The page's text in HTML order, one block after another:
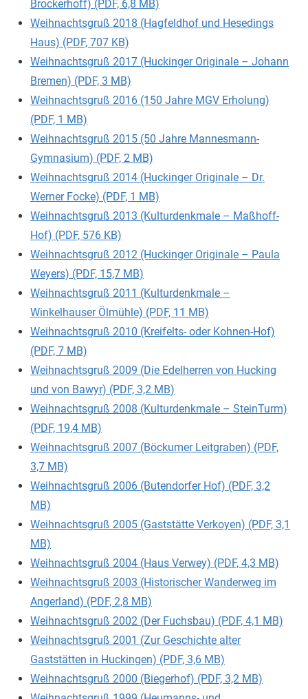
Brockerhoff) (PDF, 6,8 MB)
Weihnachtsgruß 2018 (Hagfeldhof und Hesedings
Haus) (PDF, 707 KB)
Weihnachtsgruß 2017 (Huckinger Originale – Johann
Bremen) (PDF, 3 MB)
Weihnachtsgruß 2016 (150 Jahre MGV Erholung)
(PDF, 1 MB)
Weihnachtsgruß 2015 (50 Jahre Mannesmann-
Gymnasium) (PDF, 2 MB)
Weihnachtsgruß 2014 (Huckinger Originale – Dr.
Werner Focke) (PDF, 1 MB)
Weihnachtsgruß 2013 (Kulturdenkmale – Maßhoff-
Hof) (PDF, 576 KB)
Weihnachtsgruß 2012 (Huckinger Originale – Paula
Weyers) (PDF, 15,7 MB)
Weihnachtsgruß 2011 (Kulturdenkmale –
Winkelhauser Ölmühle) (PDF, 11 MB)
Weihnachtsgruß 2010 (Kreifelts- oder Kohnen-Hof)
(PDF, 7 MB)
Weihnachtsgruß 2009 (Die Edelherren von Hucking
und von Bawyr) (PDF, 3,2 MB)
Weihnachtsgruß 2008 (Kulturdenkmale – SteinTurm)
(PDF, 19,4 MB)
Weihnachtsgruß 2007 (Böckumer Leitgraben) (PDF,
3,7 MB)
Weihnachtsgruß 2006 (Butendorfer Hof) (PDF, 3,2
MB)
Weihnachtsgruß 2005 (Gaststätte Verkoyen) (PDF, 3,1
MB)
Weihnachtsgruß 2004 (Haus Verwey) (PDF, 4,3 MB)
Weihnachtsgruß 2003 (Historischer Wanderweg im
Angerland) (PDF, 2,8 MB)
Weihnachtsgruß 2002 (Der Fuchsbau) (PDF, 4,1 MB)
Weihnachtsgruß 2001 (Zur Geschichte alter
Gaststätten in Huckingen) (PDF, 3,6 MB)
Weihnachtsgruß 2000 (Biegerhof) (PDF, 3,2 MB)